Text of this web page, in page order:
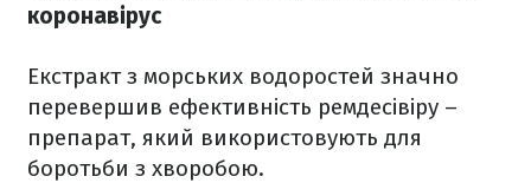
коронавірус
Екстракт з морських водоростей значно
перевершив ефективність ремдесівіру –
препарат, який використовують для
боротьби з хворобою.